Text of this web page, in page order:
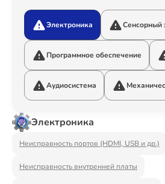
Электроника Сенсорный
Программное обеспечение
Аудиосистема
Электроника
Неисправность портов (HDMI, USB и др.)
Неисправность внутренней платы
Ремонт
Ремонт Видеостен
Ремонт